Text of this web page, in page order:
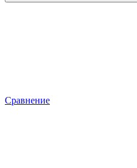
Сравнение